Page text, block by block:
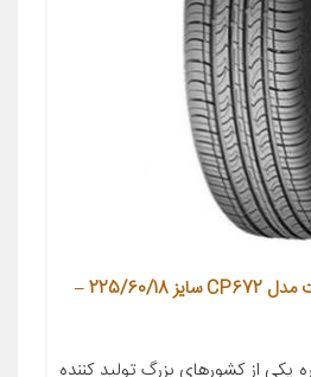
لاستیک خودرو جی پلنت مدل CP672 سایز 225/60/18 –
از کشورهای بزرگ تولید کننده